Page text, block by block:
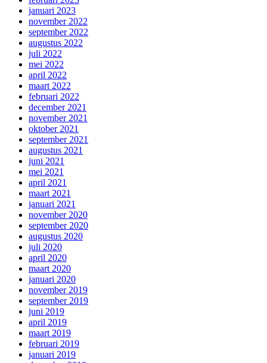
januari 2023
november 2022
september 2022
augustus 2022
juli 2022
mei 2022
april 2022
maart 2022
februari 2022
december 2021
november 2021
oktober 2021
september 2021
augustus 2021
juni 2021
mei 2021
april 2021
maart 2021
januari 2021
november 2020
september 2020
augustus 2020
juli 2020
april 2020
maart 2020
januari 2020
november 2019
september 2019
juni 2019
april 2019
maart 2019
februari 2019
januari 2019